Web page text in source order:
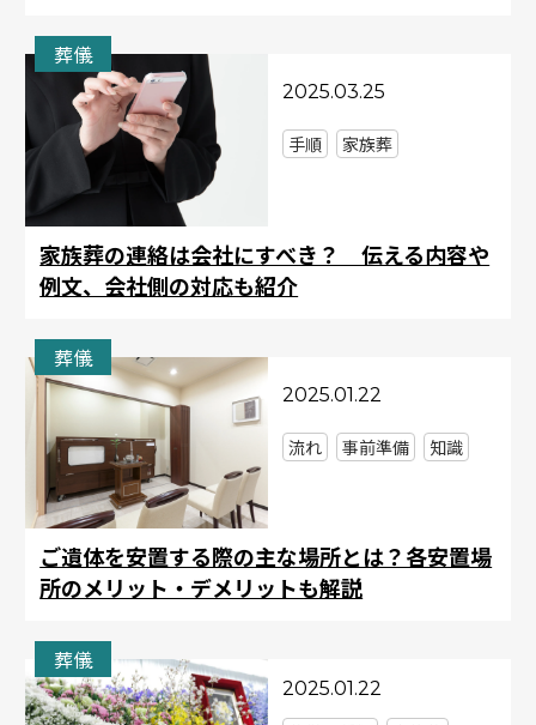
葬儀
2025.03.25
家族葬の連絡は会社にすべき？ 伝える内容や
例文、会社側の対応も紹介
手順 家族葬
葬儀
2025.01.22
ご遺体を安置する際の主な場所とは？各安置場
所のメリット・デメリットも解説
流れ 事前準備 知識
葬儀
2025.01.22